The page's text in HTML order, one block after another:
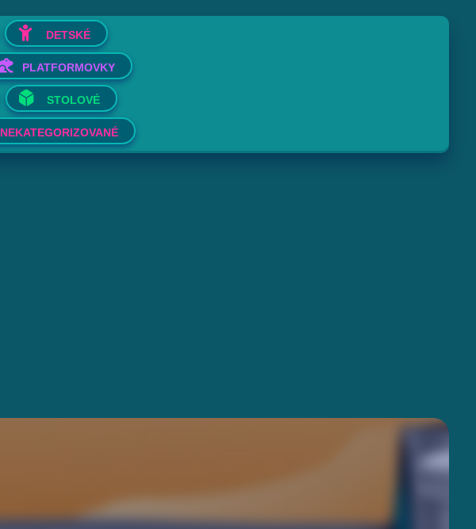
DETSKÉ
PLATFORMOVKY
STOLOVÉ
NEKATEGORIZOVANÉ